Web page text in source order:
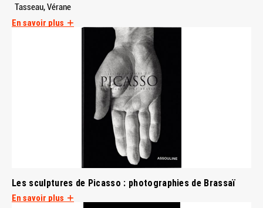
Tasseau, Vérane
En savoir plus
Les sculptures de Picasso : photographies de Brassaï
En savoir plus